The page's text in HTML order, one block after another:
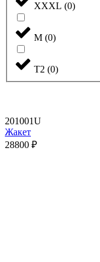
XXXL (0)
М (0)
Т2 (0)
201001U
Жакет
28800 ₽